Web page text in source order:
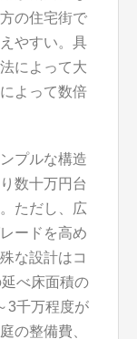
の住宅街で
やすい。具
によって大
よって数倍
プルな構造
数十万円台
ただし、広
ードを高め
な設計はコ
べ床面積の
3千万程度が
の整備費、